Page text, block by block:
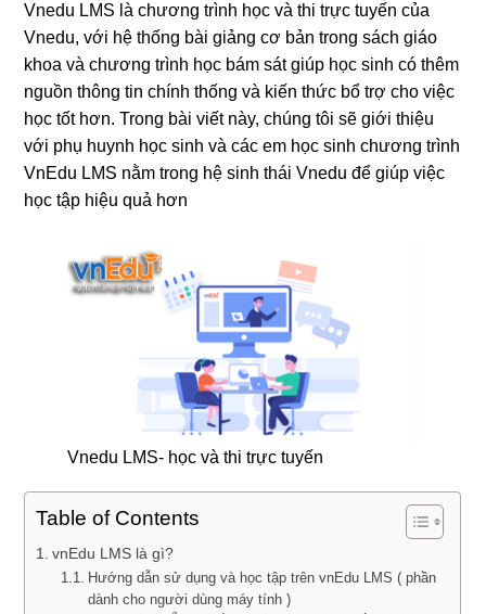
Vnedu LMS là chương trình học và thi trực tuyến của
Vnedu, với hệ thống bài giảng cơ bản trong sách giáo
khoa và chương trình học bám sát giúp học sinh có thêm
nguồn thông tin chính thống và kiến thức bổ trợ cho việc
học tốt hơn. Trong bài viết này, chúng tôi sẽ giới thiệu
với phụ huynh học sinh và các em học sinh chương trình
VnEdu LMS nằm trong hệ sinh thái Vnedu để giúp việc
học tập hiệu quả hơn
Vnedu LMS- học và thi trực tuyến
Table of Contents
vnEdu LMS là gì?
Hướng dẫn sử dụng và học tập trên vnEdu LMS ( phần
dành cho người dùng máy tính )